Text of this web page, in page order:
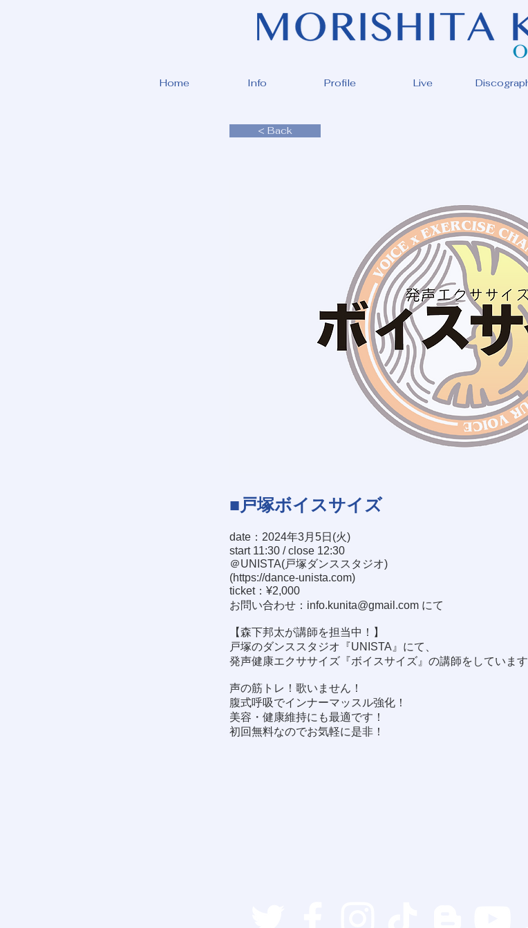
Home Info Profile Live
< Back
■戸塚ボイスサイズ
date：2024年3月5日(火)
start 11:30 / close 12:30
＠UNISTA(戸塚ダンススタジオ)
(https://dance-unista.com)
ticket：¥2,000
お問い合わせ： info.kunita@gmail.com にて
【森下邦太が講師を担当中！】
戸塚のダンススタジオ『UNISTA』にて、
発声健康エクササイズ『ボイスサイズ』の講師をしています
声の筋トレ！歌いません！
腹式呼吸でインナーマッスル強化！
美容・健康維持にも最適です！
初回無料なのでお気軽に是非！